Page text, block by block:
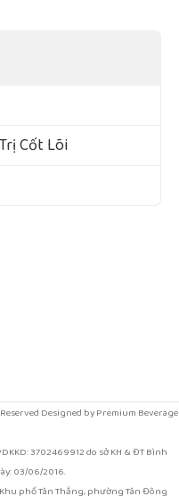
Cốt Lõi
Designed by Premium Beverage
3702469912 do sở KH & ĐT Bình
03/06/2016.
phố Tân Thắng, phường Tân Đông